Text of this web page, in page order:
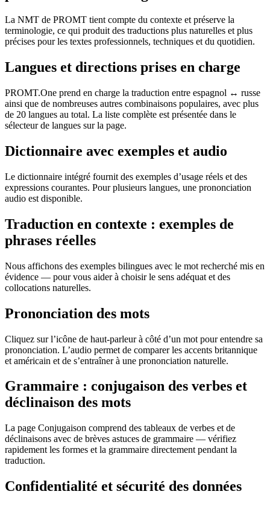
La NMT de PROMT tient compte du contexte et préserve la
terminologie, ce qui produit des traductions plus naturelles et plus
précises pour les textes professionnels, techniques et du quotidien.
Langues et directions prises en charge
PROMT.One prend en charge la traduction entre espagnol ↔ russe
ainsi que de nombreuses autres combinaisons populaires, avec plus
de 20 langues au total. La liste complète est présentée dans le
sélecteur de langues sur la page.
Dictionnaire avec exemples et audio
Le dictionnaire intégré fournit des exemples d’usage réels et des
expressions courantes. Pour plusieurs langues, une prononciation
audio est disponible.
Traduction en contexte : exemples de
phrases réelles
Nous affichons des exemples bilingues avec le mot recherché mis en
évidence — pour vous aider à choisir le sens adéquat et des
collocations naturelles.
Prononciation des mots
Cliquez sur l’icône de haut-parleur à côté d’un mot pour entendre sa
prononciation. L’audio permet de comparer les accents britannique
et américain et de s’entraîner à une prononciation naturelle.
Grammaire : conjugaison des verbes et
déclinaison des mots
La page Conjugaison comprend des tableaux de verbes et de
déclinaisons avec de brèves astuces de grammaire — vérifiez
rapidement les formes et la grammaire directement pendant la
traduction.
Confidentialité et sécurité des données